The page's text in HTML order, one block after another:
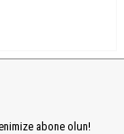
abone olun!